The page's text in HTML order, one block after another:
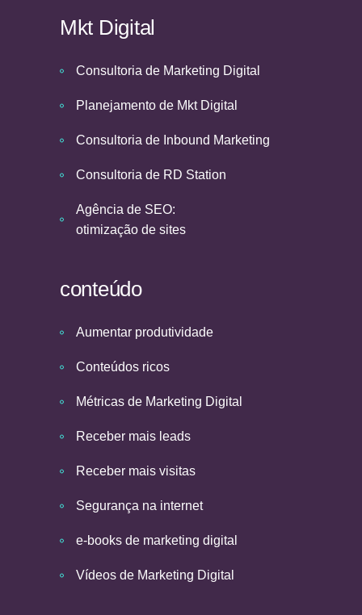
Mkt Digital
Consultoria de Marketing Digital
Planejamento de Mkt Digital
Consultoria de Inbound Marketing
Consultoria de RD Station
Agência de SEO:
otimização de sites
conteúdo
Aumentar produtividade
Conteúdos ricos
Métricas de Marketing Digital
Receber mais leads
Receber mais visitas
Segurança na internet
e-books de marketing digital
Vídeos de Marketing Digital